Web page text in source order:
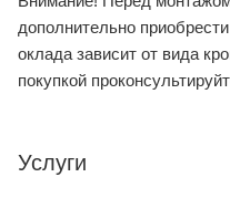
дополнительно
оклада зависит от вида
покупкой
Услуги